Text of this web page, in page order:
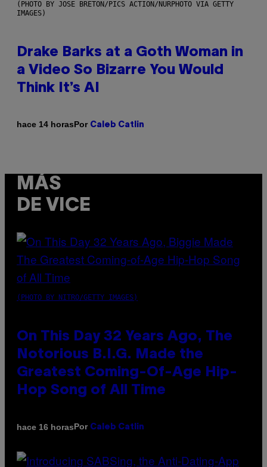
(PHOTO BY JOSE BRETON/PICS ACTION/NURPHOTO VIA GETTY
IMAGES)
Drake Barks at a Goth Woman in
a Video So Bizarre You Would
Think It’s AI
hace 14 horasPor Caleb Catlin
MÁS
DE VICE
(PHOTO BY NITRO/GETTY IMAGES)
On This Day 32 Years Ago, The
Notorious B.I.G. Made the
Greatest Coming-Of-Age Hip-
Hop Song of All Time
hace 16 horasPor Caleb Catlin